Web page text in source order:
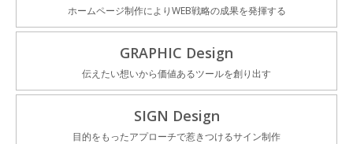
ホームページ制作によりWEB戦略の成果を発揮する
GRAPHIC Design
伝えたい想いから価値あるツールを創り出す
SIGN Design
目的をもったアプローチで惹きつけるサイン制作